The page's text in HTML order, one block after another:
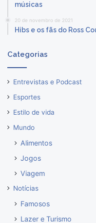
músicas
20 de novembro de 2021
Hibs e os fãs do Ross
Categorias
Entrevistas e Podcast
Esportes
Estilo de vida
Mundo
Alimentos
Jogos
Viagem
Notícias
Famosos
Lazer e Turismo